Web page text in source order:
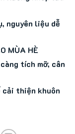
nguyên liệu dễ
MÙA HÈ
tích mỡ, cân
cải thiện khuôn